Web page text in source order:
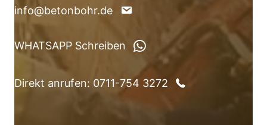
info@betonbohr.de
WHATSAPP Schreiben
Direkt anrufen: 0711-754 3272